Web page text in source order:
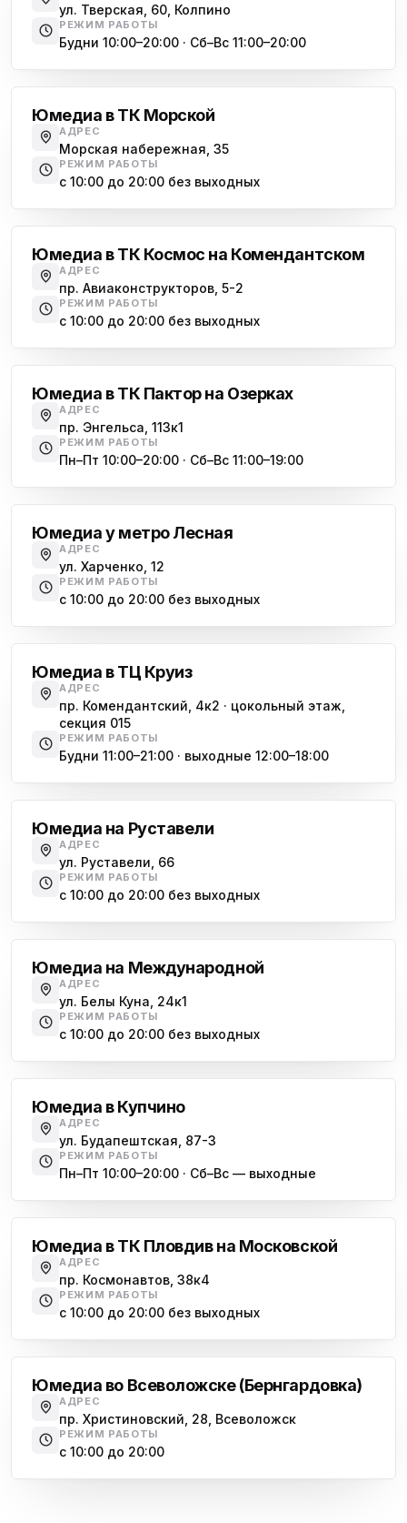
ул. Тверская, 60, Колпино
РЕЖИМ РАБОТЫ
Будни 10:00–20:00 · Сб–Вс 11:00–20:00
Юмедиа в ТК Морской
АДРЕС
Морская набережная, 35
РЕЖИМ РАБОТЫ
с 10:00 до 20:00 без выходных
Юмедиа в ТК Космос на Комендантском
АДРЕС
пр. Авиаконструкторов, 5-2
РЕЖИМ РАБОТЫ
с 10:00 до 20:00 без выходных
Юмедиа в ТК Пактор на Озерках
АДРЕС
пр. Энгельса, 113к1
РЕЖИМ РАБОТЫ
Пн–Пт 10:00–20:00 · Сб–Вс 11:00–19:00
Юмедиа у метро Лесная
АДРЕС
ул. Харченко, 12
РЕЖИМ РАБОТЫ
с 10:00 до 20:00 без выходных
Юмедиа в ТЦ Круиз
АДРЕС
пр. Комендантский, 4к2 · цокольный этаж,
секция 015
РЕЖИМ РАБОТЫ
Будни 11:00–21:00 · выходные 12:00–18:00
Юмедиа на Руставели
АДРЕС
ул. Руставели, 66
РЕЖИМ РАБОТЫ
с 10:00 до 20:00 без выходных
Юмедиа на Международной
АДРЕС
ул. Белы Куна, 24к1
РЕЖИМ РАБОТЫ
с 10:00 до 20:00 без выходных
Юмедиа в Купчино
АДРЕС
ул. Будапештская, 87-3
РЕЖИМ РАБОТЫ
Пн–Пт 10:00–20:00 · Сб–Вс — выходные
Юмедиа в ТК Пловдив на Московской
АДРЕС
пр. Космонавтов, 38к4
РЕЖИМ РАБОТЫ
с 10:00 до 20:00 без выходных
Юмедиа во Всеволожске (Бернгардовка)
АДРЕС
пр. Христиновский, 28, Всеволожск
РЕЖИМ РАБОТЫ
с 10:00 до 20:00